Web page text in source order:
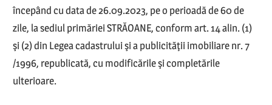
începând cu data de 26.09.2023, pe o perioadă de 60 de
zile, la sediul primăriei STRĂOANE, conform art. 14 alin. (1)
şi (2) din Legea cadastrului şi a publicităţii imobiliare nr. 7
/1996, republicată, cu modificările şi completările
ulterioare.